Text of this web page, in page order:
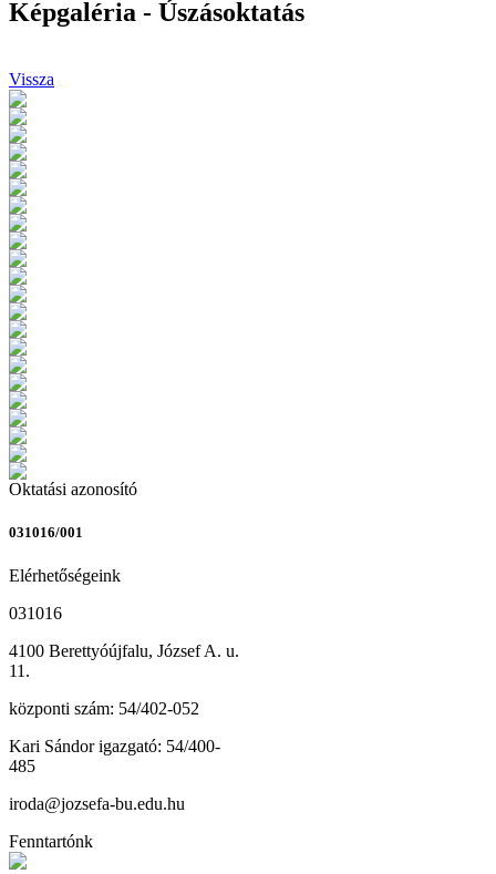
Képgaléria - Úszásoktatás
Vissza
Oktatási azonosító
031016/001
Elérhetőségeink
031016
4100 Berettyóújfalu, József A. u.
11.
központi szám: 54/402-052
Kari Sándor igazgató: 54/400-
485
iroda@jozsefa-bu.edu.hu
Fenntartónk